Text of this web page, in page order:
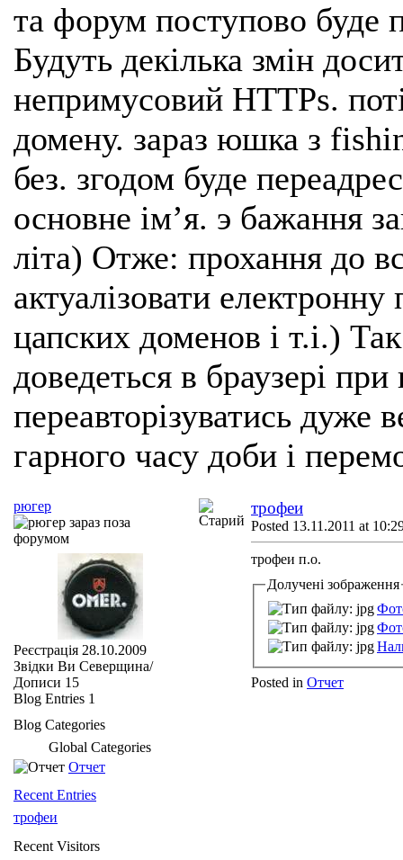
та форум поступово буде
Будуть декілька змін
непримусовий HTTPs.
домену. зараз юшка з
без. згодом буде
основне імʼя. э бажання
літа) Отже: прохання до
актуалізовати
цапских доменов і т.і.)
доведеться в браузері
переавторізуватись
гарного часу доби і
трофеи
Posted 13.11.2011 at
трофеи п.о.
Долучені зображення
Posted in Отчет
рюгер
Реєстрація 28.10.2009
Звідки Ви Северщина/
Дописи 15
Blog Entries 1
Blog Categories
Global Categories
Отчет
Recent Entries
трофеи
Recent Visitors